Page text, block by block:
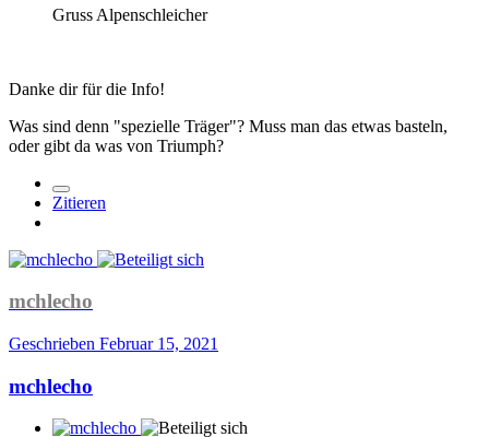
Gruss Alpenschleicher
Danke dir für die Info!
Was sind denn "spezielle Träger"? Muss man das etwas basteln,
oder gibt da was von Triumph?
Zitieren
mchlecho
Geschrieben Februar 15, 2021
mchlecho